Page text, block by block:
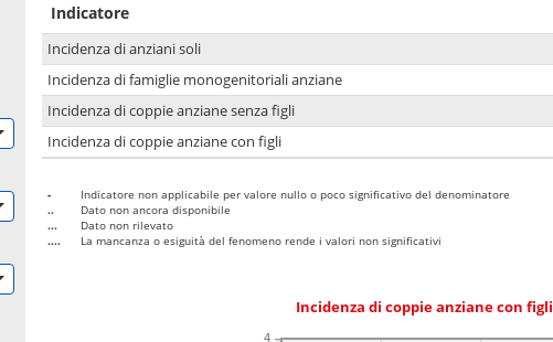
Indicatore
Incidenza di anziani soli
Incidenza di famiglie monogenitoriali anziane
Incidenza di coppie anziane senza figli
Incidenza di coppie anziane con figli
-
Indicatore non applicabile per valore nullo o poco significativo del denominatore
..
Dato non ancora disponibile
...
Dato non rilevato
....
La mancanza o esiguità del fenomeno rende i valori non significativi
Incidenza di coppie anziane con figli
4